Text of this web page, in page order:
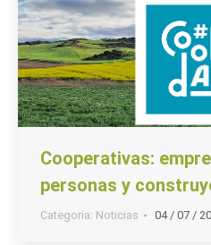
Cooperativas:
personas y
Categoria: Noticias 04 / 07 /